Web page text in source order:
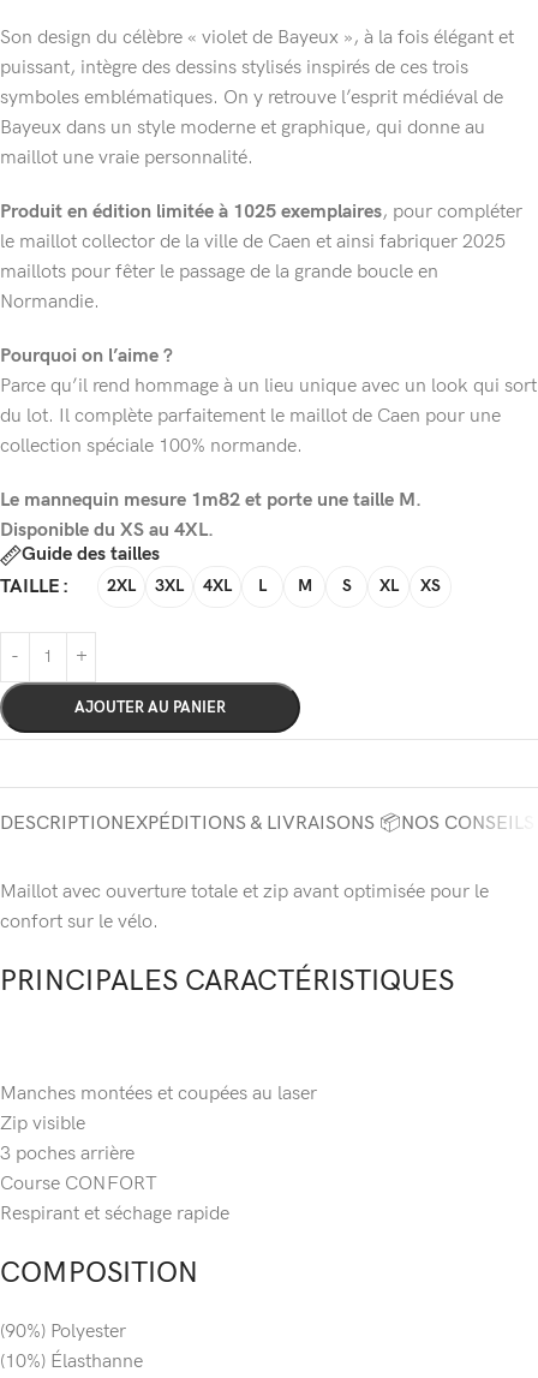
Son design du célèbre « violet de Bayeux », à la fois élégant et
puissant, intègre des dessins stylisés inspirés de ces trois
symboles emblématiques. On y retrouve l’esprit médiéval de
Bayeux dans un style moderne et graphique, qui donne au
maillot une vraie personnalité.
Produit en édition limitée à 1025 exemplaires, pour compléter
le maillot collector de la ville de Caen et ainsi fabriquer 2025
maillots pour fêter le passage de la grande boucle en
Normandie.
Pourquoi on l’aime ?
Parce qu’il rend hommage à un lieu unique avec un look qui sort
du lot. Il complète parfaitement le maillot de Caen pour une
collection spéciale 100% normande.
Le mannequin mesure 1m82 et porte une taille M.
Disponible du XS au 4XL.
Guide des tailles
TAILLE
2XL 3XL 4XL L M S XL XS
AJOUTER AU PANIER
DESCRIPTIONEXPÉDITIONS & LIVRAISONS 📦NOS
Maillot avec ouverture totale et zip avant optimisée pour le
confort sur le vélo.
PRINCIPALES CARACTÉRISTIQUES
Manches montées et coupées au laser
Zip visible
3 poches arrière
Course CONFORT
Respirant et séchage rapide
COMPOSITION
(90%) Polyester
(10%) Élasthanne